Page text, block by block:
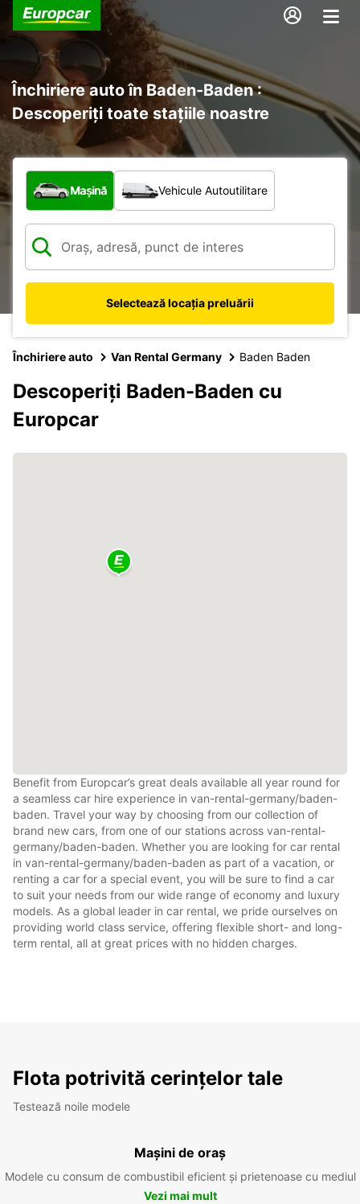
Închiriere auto în Baden-Baden :
Descoperiți toate stațiile noastre
Ce tip de vehicul?
Mașină Vehicule Autoutilitare
Selectează locația preluării
Închiriere auto Van Rental Germany Baden Baden
Descoperiți Baden-Baden cu
Europcar
Benefit from Europcar’s great deals available all year round for
a seamless car hire experience in van-rental-germany/baden-
baden. Travel your way by choosing from our collection of
brand new cars, from one of our stations across van-rental-
germany/baden-baden. Whether you are looking for car rental
in van-rental-germany/baden-baden as part of a vacation, or
renting a car for a special event, you will be sure to find a car
to suit your needs from our wide range of economy and luxury
models. As a global leader in car rental, we pride ourselves on
providing world class service, offering flexible short- and long-
term rental, all at great prices with no hidden charges.
Flota potrivită cerințelor tale
Testează noile modele
Mașini de oraș
Modele cu consum de combustibil eficient și prietenoase cu mediul
Vezi mai mult